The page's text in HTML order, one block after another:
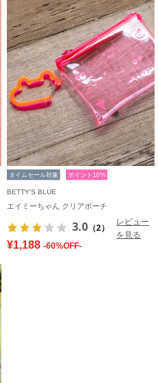
タイムセール対象 ポイント10%
BETTY'S BLUE
エイミーちゃん クリアポーチ
3.0 （2）
レビュー
を見る
¥1,188 -60%OFF-
お気に入り